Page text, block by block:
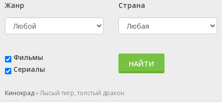
Жанр Страна
Фильмы
Сериалы
НАЙТИ
Кинокрад»Лысый тигр, толстый дракон